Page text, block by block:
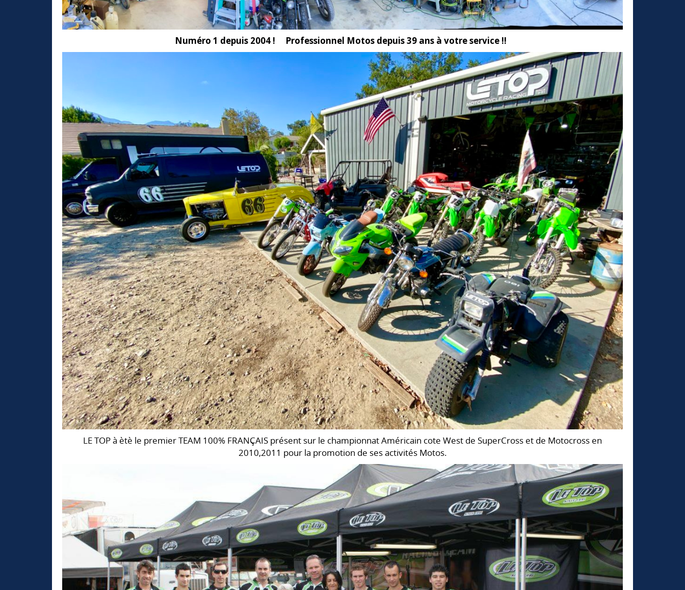
Numéro 1 depuis 2004 ! Professionnel Motos depuis 39 ans à votre service !!
LE TOP à ètè le premier TEAM 100% FRANÇAIS présent sur le championnat Américain cote West de SuperCross et de Motocross en
2010,2011 pour la promotion de ses activités Motos.